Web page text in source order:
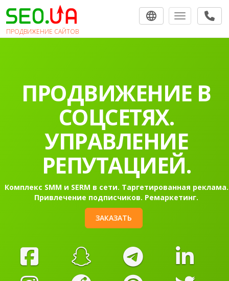
ПРОДВИЖЕНИЕ САЙТОВ
Toggle
ПРОДВИЖЕНИЕ
САЙТОВ В
ПОИСКОВЫХ
СИСТЕМАХ.
Раскрутка сайта в Гугл в топ-10 на первую страницу
Контекстная реклама Google Ads.
ЗАКАЗАТЬ